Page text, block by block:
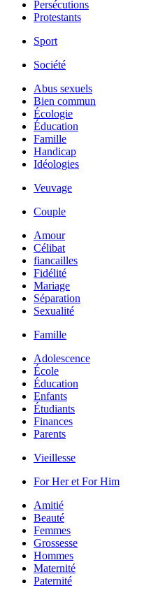
Persécutions
Protestants
Sport
Société
Abus sexuels
Bien commun
Écologie
Éducation
Famille
Handicap
Idéologies
Veuvage
Couple
Amour
Célibat
fiancailles
Fidélité
Mariage
Séparation
Sexualité
Famille
Adolescence
École
Éducation
Enfants
Étudiants
Finances
Parents
Vieillesse
For Her et For Him
Amitié
Beauté
Femmes
Grossesse
Hommes
Maternité
Paternité